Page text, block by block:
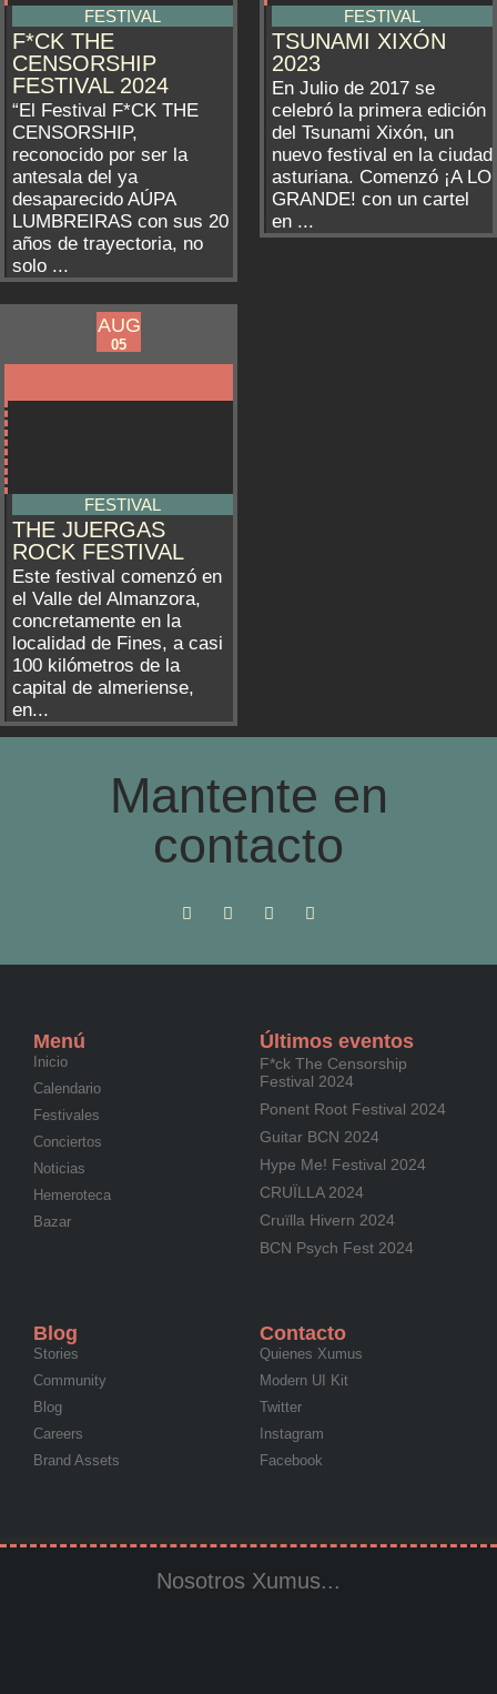
FESTIVAL
F*CK THE
CENSORSHIP
FESTIVAL 2024
“El Festival F*CK THE
CENSORSHIP,
reconocido por ser la
antesala del ya
desaparecido AÚPA
LUMBREIRAS con sus 20
años de trayectoria, no
solo ...
FESTIVAL
TSUNAMI XIXÓN
2023
En Julio de 2017 se
celebró la primera edición
del Tsunami Xixón, un
nuevo festival en la ciudad
asturiana. Comenzó ¡A LO
GRANDE! con un cartel
en ...
ADRA
AUG
02
AUG
05
FESTIVAL
THE JUERGAS
ROCK FESTIVAL
Este festival comenzó en
el Valle del Almanzora,
concretamente en la
localidad de Fines, a casi
100 kilómetros de la
capital de almeriense,
en...
Mantente en
contacto
Menú
Inicio
Calendario
Festivales
Conciertos
Noticias
Hemeroteca
Bazar
Últimos eventos
F*ck The Censorship
Festival 2024
Ponent Root Festival 2024
Guitar BCN 2024
Hype Me! Festival 2024
CRUÏLLA 2024
Cruïlla Hivern 2024
BCN Psych Fest 2024
Blog
Stories
Community
Blog
Careers
Brand Assets
Contacto
Quienes Xumus
Modern UI Kit
Twitter
Instagram
Facebook
Nosotros Xumus...